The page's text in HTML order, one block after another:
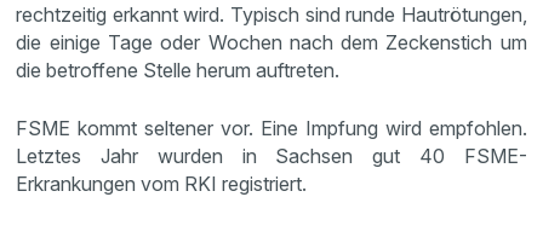
rechtzeitig erkannt wird. Typisch sind runde Hautrötungen,
die einige Tage oder Wochen nach dem Zeckenstich um
die betroffene Stelle herum auftreten.
FSME kommt seltener vor. Eine Impfung wird empfohlen.
Letztes Jahr wurden in Sachsen gut 40 FSME-
Erkrankungen vom RKI registriert.